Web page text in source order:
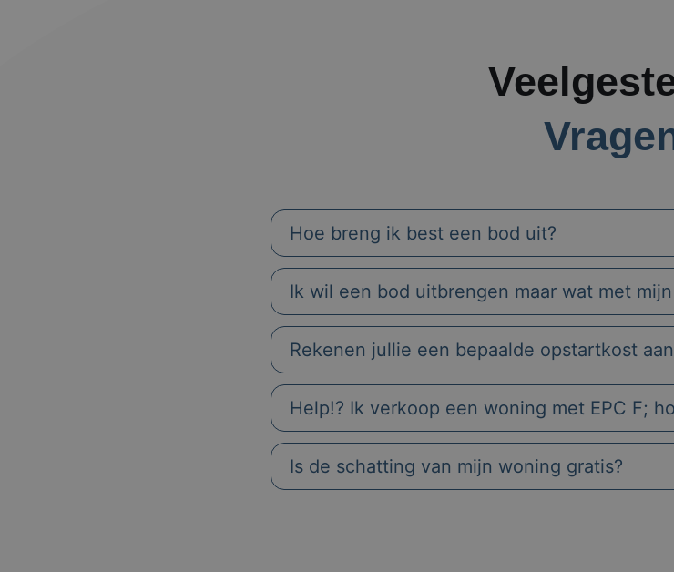
Hoe breng ik best een bod uit?
Ik wil een bod uitbrengen maar wat met
Rekenen jullie een bepaalde opstartkost
Help!? Ik verkoop een woning met EPC F;
Is de schatting van mijn woning gratis?